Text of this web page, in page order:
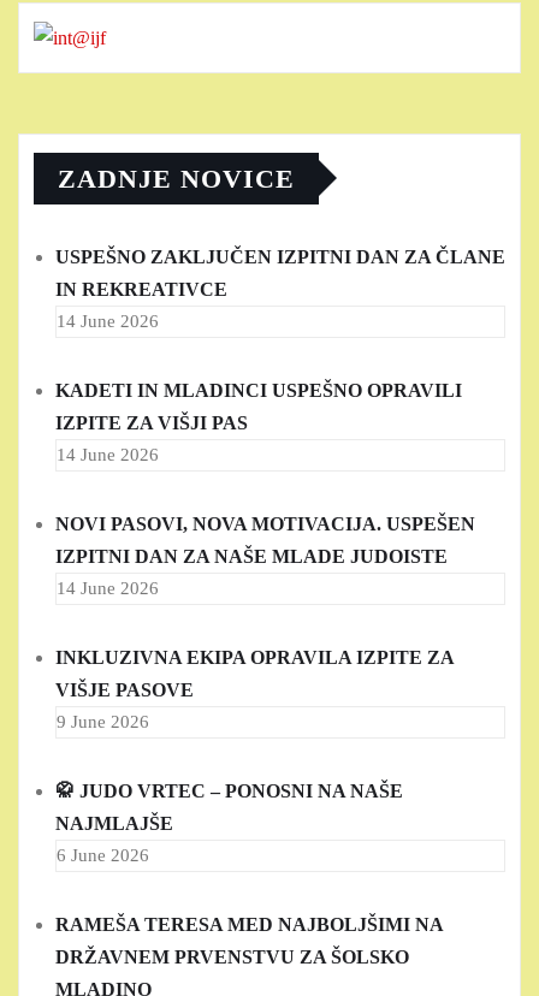
ZADNJE NOVICE
USPEŠNO ZAKLJUČEN IZPITNI DAN ZA ČLANE
IN REKREATIVCE
14 June 2026
KADETI IN MLADINCI USPEŠNO OPRAVILI
IZPITE ZA VIŠJI PAS
14 June 2026
NOVI PASOVI, NOVA MOTIVACIJA. USPEŠEN
IZPITNI DAN ZA NAŠE MLADE JUDOISTE
14 June 2026
INKLUZIVNA EKIPA OPRAVILA IZPITE ZA
VIŠJE PASOVE
9 June 2026
🥋 JUDO VRTEC – PONOSNI NA NAŠE
NAJMLAJŠE
6 June 2026
RAMEŠA TERESA MED NAJBOLJŠIMI NA
DRŽAVNEM PRVENSTVU ZA ŠOLSKO
MLADINO